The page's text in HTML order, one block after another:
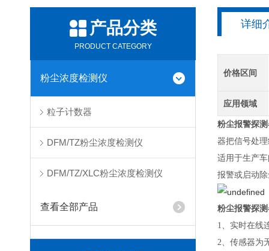
产品分类
PRODUCT CATEGORY
粉尘浓度检测仪
粒子计数器
DFM/TZ粉尘浓度检测仪
DFM/TZ/XLC粉尘浓度检测仪
查看全部产品
详细
价格区间
应用领域
粉尘报警探
器把信号处
适用于生产
报警或启动
粉尘报警探
1、实时在线
2、传感器为